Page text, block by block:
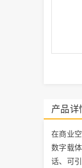
产品详
在商业
数字载
话、可